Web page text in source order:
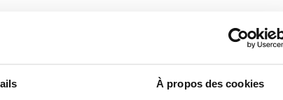
À propos des cookies
certifié